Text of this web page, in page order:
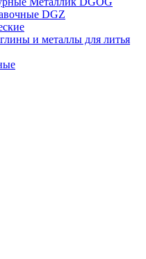
DGZ
и металлы для литья